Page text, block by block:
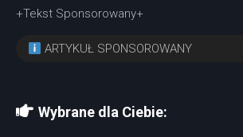
+Tekst Sponsorowany+
ARTYKUŁ SPONSOROWANY
Wybrane dla Ciebie: